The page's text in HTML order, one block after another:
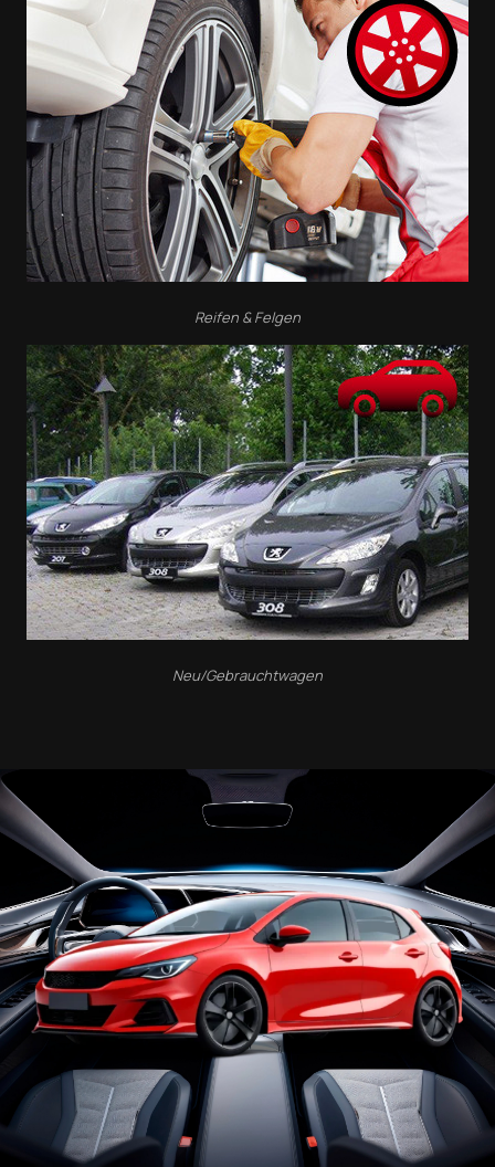
Reifen & Felgen
Neu/Gebrauchtwagen